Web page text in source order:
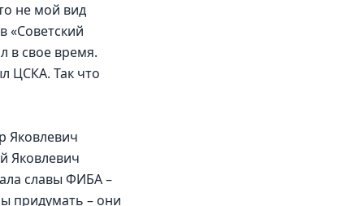
не мой вид
«Советский
в свое время.
ЦСКА. Так что
Яковлевич
Яковлевич
славы ФИБА –
придумать – они